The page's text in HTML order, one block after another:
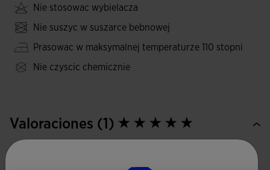
Nie stosowac wybielacza
Nie suszyc w suszarce bebnowej
Prasowac w maksymalnej temperaturze 110 stopni
Nie czyscic chemicznie
Valoraciones (1)